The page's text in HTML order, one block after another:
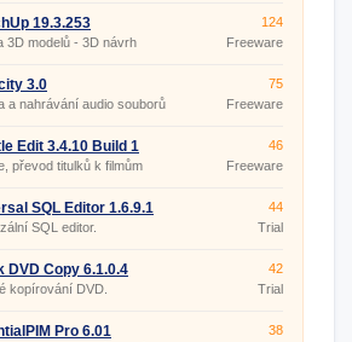
19.3.253
3D modelů - 3D návrh
124
Freeware
3.0
a nahrávání audio souborů
75
Freeware
Edit 3.4.10 Build 1
převod titulků k filmům
46
Freeware
SQL Editor 1.6.9.1
SQL editor.
44
Trial
DVD Copy 6.1.0.4
kopírování DVD.
42
Trial
Pro 6.01
38